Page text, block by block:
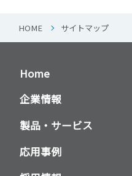
HOME サイトマップ
Home
企業情報
製品・サービス
応用事例